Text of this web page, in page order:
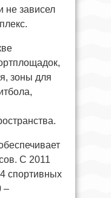
не зависел
зоны для
С 2011
спортивных
–